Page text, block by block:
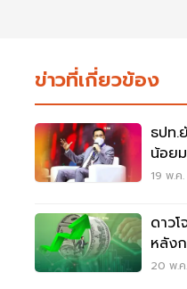
ข่าวที่เกี่ยวข้อง
ธปท.
น้อย
19 พ.ค
ดาว
หลัง
20 พ.